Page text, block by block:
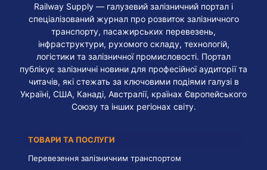
Railway Supply — галузевий залізничний портал і
спеціалізований журнал про розвиток залізничного
транспорту, пасажирських перевезень,
інфраструктури, рухомого складу, технологій,
логістики та залізничної промисловості. Портал
публікує залізничні новини для професійної аудиторії та
читачів, які стежать за ключовими подіями галузі в
Україні, США, Канаді, Австралії, країнах Європейського
Союзу та інших регіонах світу.
ТОВАРИ ТА ПОСЛУГИ
Перевезення залізничним транспортом